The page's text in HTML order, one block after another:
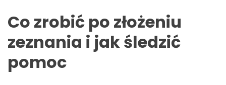
Co zrobić po złożeniu
zeznania i jak śledzić
pomoc